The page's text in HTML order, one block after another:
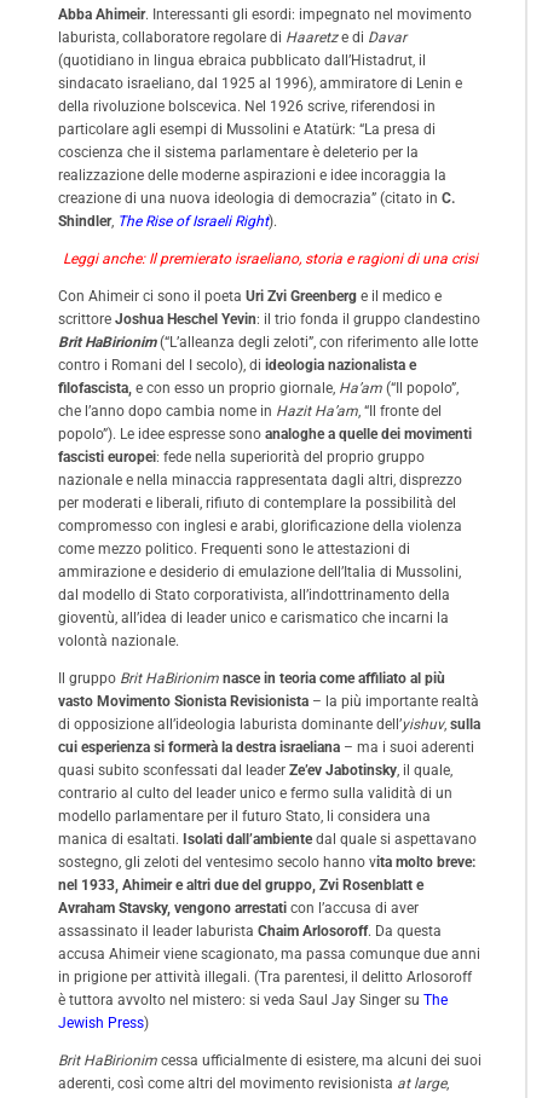
Abba Ahimeir. Interessanti gli esordi: impegnato nel movimento
laburista, collaboratore regolare di Haaretze di Davar
(quotidiano in lingua ebraica pubblicato dall’Histadrut, il
sindacato israeliano, dal 1925 al 1996), ammiratore di Lenin e
della rivoluzione bolscevica. Nel 1926 scrive, riferendosi in
particolare agli esempi di Mussolini e Atatürk: “La presa di
coscienza che il sistema parlamentare è deleterio per la
realizzazione delle moderne aspirazioni e idee incoraggia la
creazione di una nuova ideologia di democrazia” (citato in C.
Shindler, The Rise of Israeli Right).
Leggi anche: Il premierato israeliano, storia e ragioni di una crisi
Con Ahimeir ci sono il poeta Uri Zvi Greenberg e il medico e
scrittore Joshua Heschel Yevin: il trio fonda il gruppo clandestino
Brit HaBirionim(“L’alleanza degli zeloti”, con riferimento alle lotte
contro i Romani del I secolo), di ideologia nazionalista e
filofascista, e con esso un proprio giornale, Ha’am (“Il popolo”,
che l’anno dopo cambia nome in Hazit Ha’am, “Il fronte del
popolo”). Le idee espresse sono analoghe a quelle dei movimenti
fascisti europei: fede nella superiorità del proprio gruppo
nazionale e nella minaccia rappresentata dagli altri, disprezzo
per moderati e liberali, rifiuto di contemplare la possibilità del
compromesso con inglesi e arabi, glorificazione della violenza
come mezzo politico. Frequenti sono le attestazioni di
ammirazione e desiderio di emulazione dell’Italia di Mussolini,
dal modello di Stato corporativista, all’indottrinamento della
gioventù, all’idea di leader unico e carismatico che incarni la
volontà nazionale.
Il gruppo Brit HaBirionim nasce in teoria come affiliato al più
vasto Movimento Sionista Revisionista – la più importante realtà
di opposizione all’ideologia laburista dominante dell’yishuv, sulla
cui esperienza si formerà la destra israeliana – ma i suoi aderenti
quasi subito sconfessati dal leader Ze’ev Jabotinsky, il quale,
contrario al culto del leader unico e fermo sulla validità di un
modello parlamentare per il futuro Stato, li considera una
manica di esaltati. Isolati dall’ambientedal quale si aspettavano
sostegno, gli zeloti del ventesimo secolo hanno vita molto breve:
nel 1933, Ahimeir e altri due del gruppo, Zvi Rosenblatt e
Avraham Stavsky, vengono arrestati con l’accusa di aver
assassinato il leader laburista Chaim Arlosoroff. Da questa
accusa Ahimeir viene scagionato, ma passa comunque due anni
in prigione per attività illegali. (Tra parentesi, il delitto Arlosoroff
è tuttora avvolto nel mistero: si veda Saul Jay Singer su The
Jewish Press)
Brit HaBirionim cessa ufficialmente di esistere, ma alcuni dei suoi
aderenti, così come altri del movimento revisionista at large,